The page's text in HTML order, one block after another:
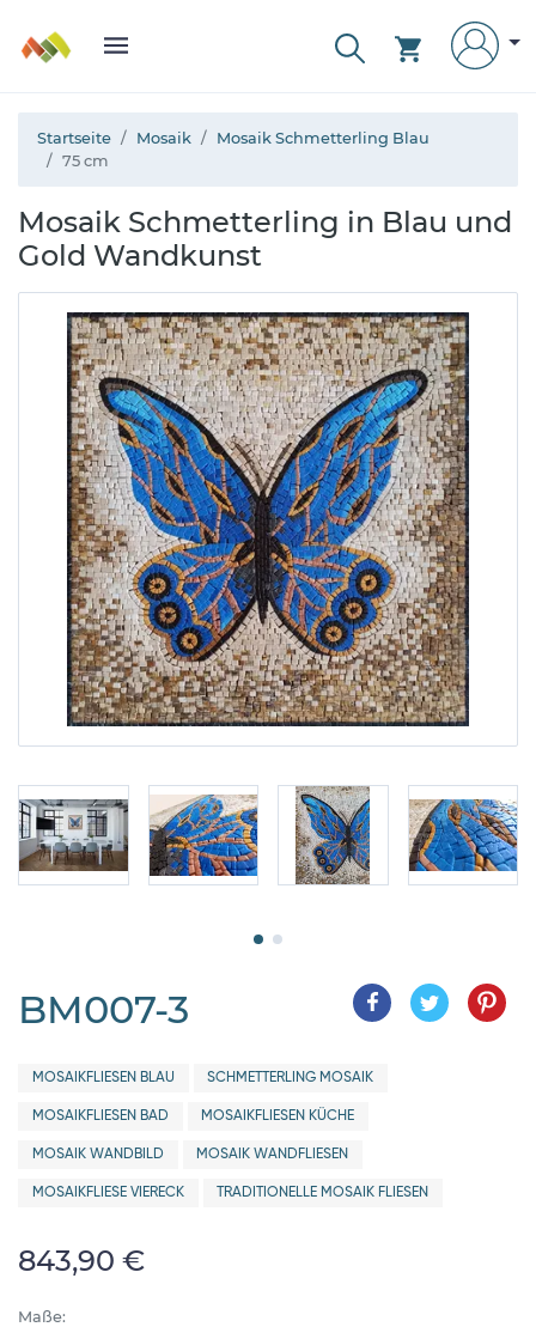
Startseite Mosaik
Mosaik Schmetterling Blau
75 cm
Mosaik Schmetterling in Blau und
Gold Wandkunst
BM007-3
MOSAIKFLIESEN BLAU SCHMETTERLING MOSAIK
MOSAIKFLIESEN BAD MOSAIKFLIESEN KÜCHE
MOSAIK WANDBILD MOSAIK WANDFLIESEN
MOSAIKFLIESE VIERECK TRADITIONELLE MOSAIK FLIESEN
843,90 €
Maße: